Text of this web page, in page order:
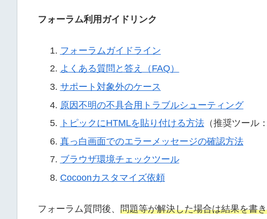
フォーラム利用ガイドリンク
フォーラムガイドライン
よくある質問と答え（FAQ）
サポート対象外のケース
原因不明の不具合用トラブルシューティング
トピックにHTMLを貼り付ける方法（推奨ツール：
真っ白画面でのエラーメッセージの確認方法
ブラウザ環境チェックツール
Cocoonカスタマイズ依頼
フォーラム質問後、 問題等が解決した場合は結果を書